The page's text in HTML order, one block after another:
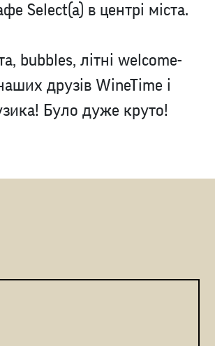
Select(а) в центрі міста.
bubbles, літні welcome-
друзів WineTime і
Було дуже круто!